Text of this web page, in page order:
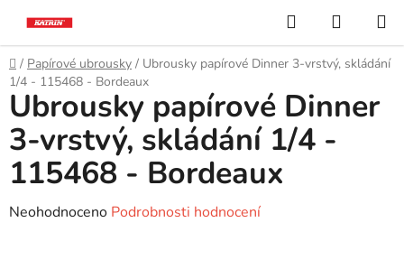
obsah
Hledat
KOŠÍK
Domů
/ Papírové ubrousky / Ubrousky papírové Dinner 3-vrstvý, skládání
1/4 - 115468 - Bordeaux
Ubrousky papírové Dinner
3-vrstvý, skládání 1/4 -
115468 - Bordeaux
Průměrné
Neohodnoceno Podrobnosti hodnocení